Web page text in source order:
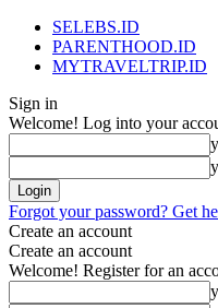
SELEBS.ID
PARENTHOOD.ID
MYTRAVELTRIP.ID
Sign in
Welcome! Log into your
Forgot your password? Get
Create an account
Create an account
Welcome! Register for an